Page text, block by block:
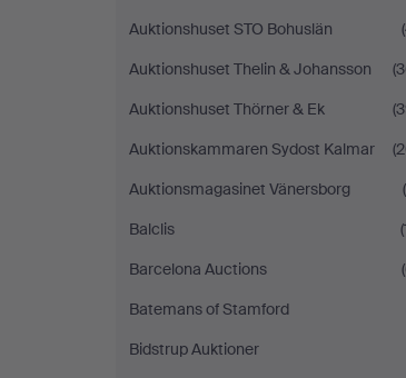
Auktionshuset STO Bohuslän
Auktionshuset Thelin & Johansson
Auktionshuset Thörner & Ek
Auktionskammaren Sydost Kalmar
Auktionsmagasinet Vänersborg
Balclis
Barcelona Auctions
Batemans of Stamford
Bidstrup Auktioner